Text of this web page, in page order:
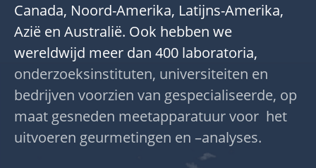
Canada, Noord-Amerika, Latijns-Amerika,
Azië en Australië. Ook hebben we
wereldwijd meer dan 400 laboratoria,
onderzoeksinstituten, universiteiten en
bedrijven voorzien van gespecialiseerde, op
maat gesneden meetapparatuur voor het
uitvoeren geurmetingen en –analyses.